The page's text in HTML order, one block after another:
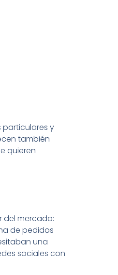
y
también
quieren
del mercado:
de pedidos
una
sociales con